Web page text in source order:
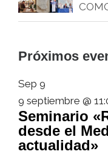
Próximos
Sep 9
9 septiembre @
Seminario
desde el
actualidad»